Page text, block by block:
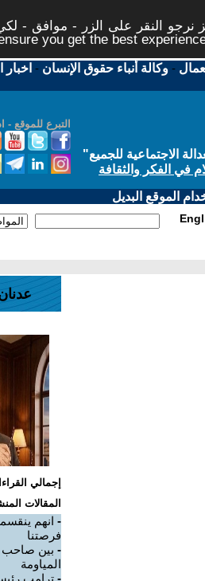
النقر على الزر - موافق -
you get the best
-وكالة أنباء حقوق الإنسان - اخبار
التبرع للموقع -
الاجتماعية للجميع"
في الفكر والثقافة
الموقع البديل
إجمالي القراءات:
المقالات
- انهم
فرصتنا
- بين صاحب
المياومة
- ترامب